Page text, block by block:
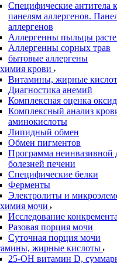
Специфические антитела
панелям аллергенов.
аллергенов
Аллергенны пыльцы
Аллергенны сорных трав
бытовые аллергены
крови
Витамины, жирные
Диагностика анемий
Комплексная оценка
Комплексный анализ
аминокислоты
Липидный обмен
Обмен пигментов
Программа неинвазивной
болезней печени
Специфические белки
Ферменты
Электролиты и
мочи
Исследование конкремента
Разовая порция мочи
Суточная порция мочи
жирные кислоты
25-OH витамин D,